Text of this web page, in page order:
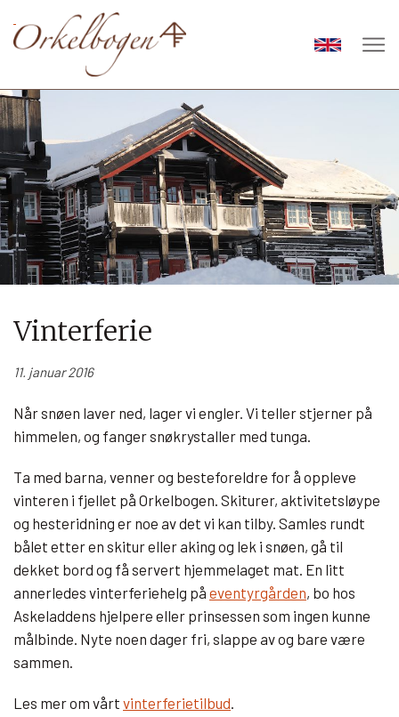
Vinterferie
11. januar 2016
Når snøen laver ned, lager vi engler. Vi teller stjerner på
himmelen, og fanger snøkrystaller med tunga.
Ta med barna, venner og besteforeldre for å oppleve
vinteren i fjellet på Orkelbogen. Skiturer, aktivitetsløype
og hesteridning er noe av det vi kan tilby. Samles rundt
bålet etter en skitur eller aking og lek i snøen, gå til
dekket bord og få servert hjemmelaget mat. En litt
annerledes vinterferiehelg på eventyrgården, bo hos
Askeladdens hjelpere eller prinsessen som ingen kunne
målbinde. Nyte noen dager fri, slappe av og bare være
sammen.
Les mer om vårt vinterferietilbud